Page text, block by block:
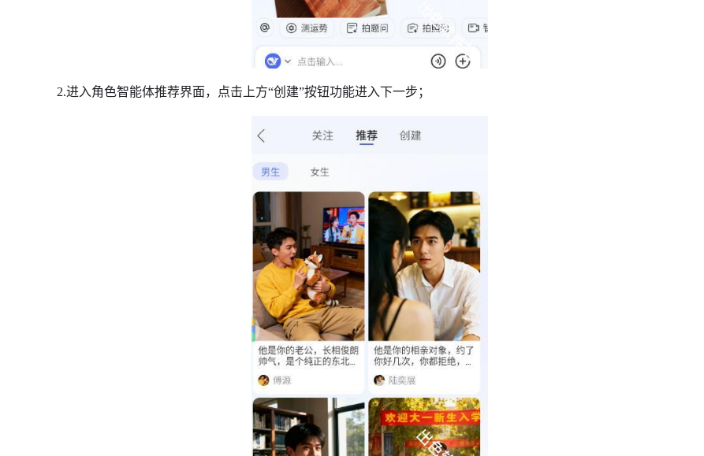
2.进入角色智能体推荐界面，点击上方“创建”按钮功能进入下一步；